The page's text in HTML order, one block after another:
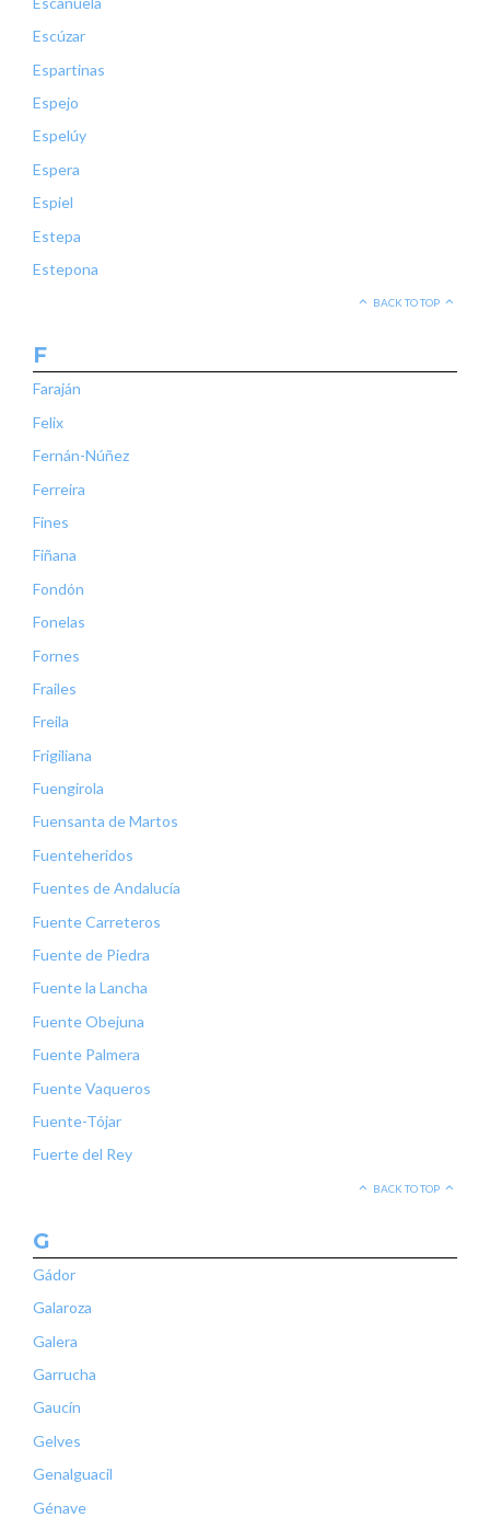
Escúzar
Espartinas
Espejo
Espelúy
Espera
Espiel
Estepa
Estepona
BACK TO TOP
F
Faraján
Felix
Fernán-Núñez
Ferreira
Fines
Fiñana
Fondón
Fonelas
Fornes
Frailes
Freila
Frigiliana
Fuengirola
Fuensanta de Martos
Fuenteheridos
Fuentes de Andalucía
Fuente Carreteros
Fuente de Piedra
Fuente la Lancha
Fuente Obejuna
Fuente Palmera
Fuente Vaqueros
Fuente-Tójar
Fuerte del Rey
BACK TO TOP
G
Gádor
Galaroza
Galera
Garrucha
Gaucín
Gelves
Genalguacil
Génave